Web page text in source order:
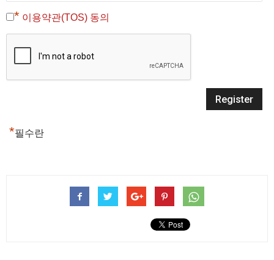
* 이용약관(TOS) 동의
*필수란